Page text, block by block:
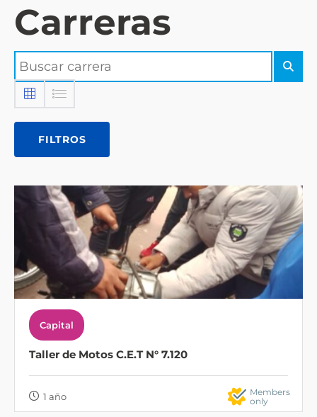
Carreras
FILTROS
Capital
Taller de Motos C.E.T N° 7.120
1 año
Members
only